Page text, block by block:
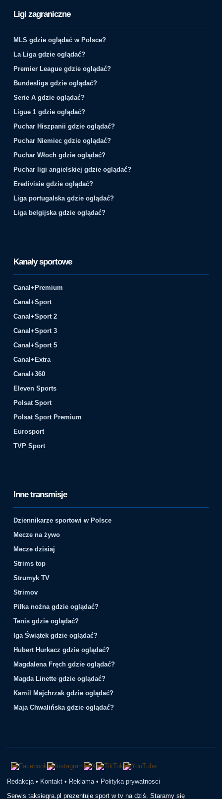
Ligi zagraniczne
MLS gdzie oglądać w Polsce?
La Liga gdzie oglądać?
Premier League gdzie oglądać?
Bundesliga gdzie oglądać?
Serie A gdzie oglądać?
Ligue 1 gdzie oglądać?
Puchar Hiszpanii gdzie oglądać?
Puchar Niemiec gdzie oglądać?
Puchar Włoch gdzie oglądać?
Puchar ligi angielskiej gdzie oglądać?
Eredivisie gdzie oglądać?
Liga portugalska gdzie oglądać?
Liga belgijska gdzie oglądać?
Kanały sportowe
Canal+Premium
Canal+Sport
Canal+Sport 2
Canal+Sport 3
Canal+Sport 5
Canal+Extra
Canal+360
Eleven Sports
Polsat Sport
Polsat Sport Premium
Eurosport
TVP Sport
Inne transmisje
Dziennikarze sportowi w Polsce
Mecze na żywo
Mecze dzisiaj
Strims top
Strumyk TV
Strimov
Piłka nożna gdzie oglądać?
Tenis gdzie oglądać?
Iga Świątek gdzie oglądać?
Hubert Hurkacz gdzie oglądać?
Magdalena Fręch gdzie oglądać?
Magda Linette gdzie oglądać?
Kamil Majchrzak gdzie oglądać?
Maja Chwalińska gdzie oglądać?
Redakcja • Kontakt • Reklama • Polityka prywatnosci
Serwis taksiegra.pl prezentuje sport w tv na dziś. Staramy się